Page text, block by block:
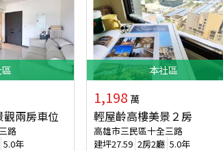
兩房車位
路
5.0年
本社區
1,198 萬
輕屋齡高樓美景２房
高雄市三民區十全三路
建坪27.59 2房2廳 5.0年